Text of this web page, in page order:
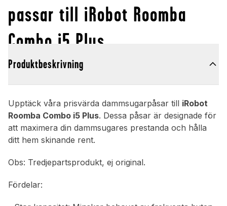
passar till iRobot Roomba
Combo i5 Plus
Produktbeskrivning
Upptäck våra prisvärda dammsugarpåsar till iRobot
Roomba Combo i5 Plus. Dessa påsar är designade för
att maximera din dammsugares prestanda och hålla
ditt hem skinande rent.
Obs: Tredjepartsprodukt, ej original.
Fördelar: